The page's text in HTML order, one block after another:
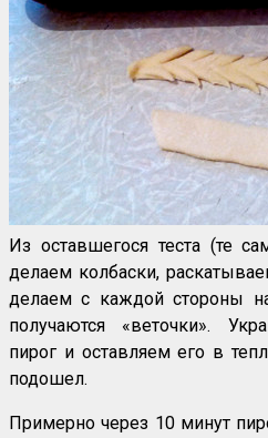
Из оставшегося теста (те
делаем колбаски,
делаем с каждой стороны
получаются «веточки».
пирог и оставляем его в
подошел.
Примерно через 10 минут